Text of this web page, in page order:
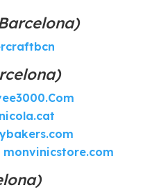
monvinicstore.com